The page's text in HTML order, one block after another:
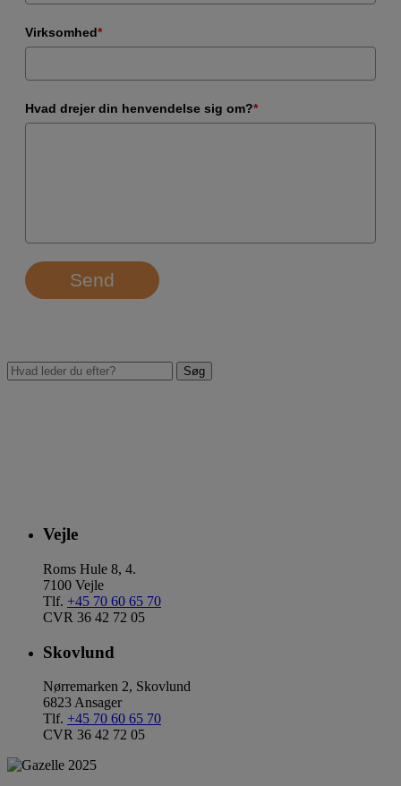
Virksomhed*
Hvad drejer din henvendelse sig om?*
Send
Vejle
Roms Hule 8, 4.
7100 Vejle
Tlf. +45 70 60 65 70
CVR 36 42 72 05
Skovlund
Nørremarken 2, Skovlund
6823 Ansager
Tlf. +45 70 60 65 70
CVR 36 42 72 05